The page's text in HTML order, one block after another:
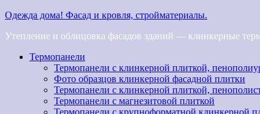
Одежда дома! Фасад и кровля, стройматериалы.
Утепление и облицовка фасадов зданий — клинкерные
Термопанели
Термопанели с клинкерной плиткой,
Фото образцов клинкерной фасадной плитки
Термопанели с клинкерной плиткой,
Термопанели с магнезитовой плиткой
Термопанели с крупноформатной клинкерной